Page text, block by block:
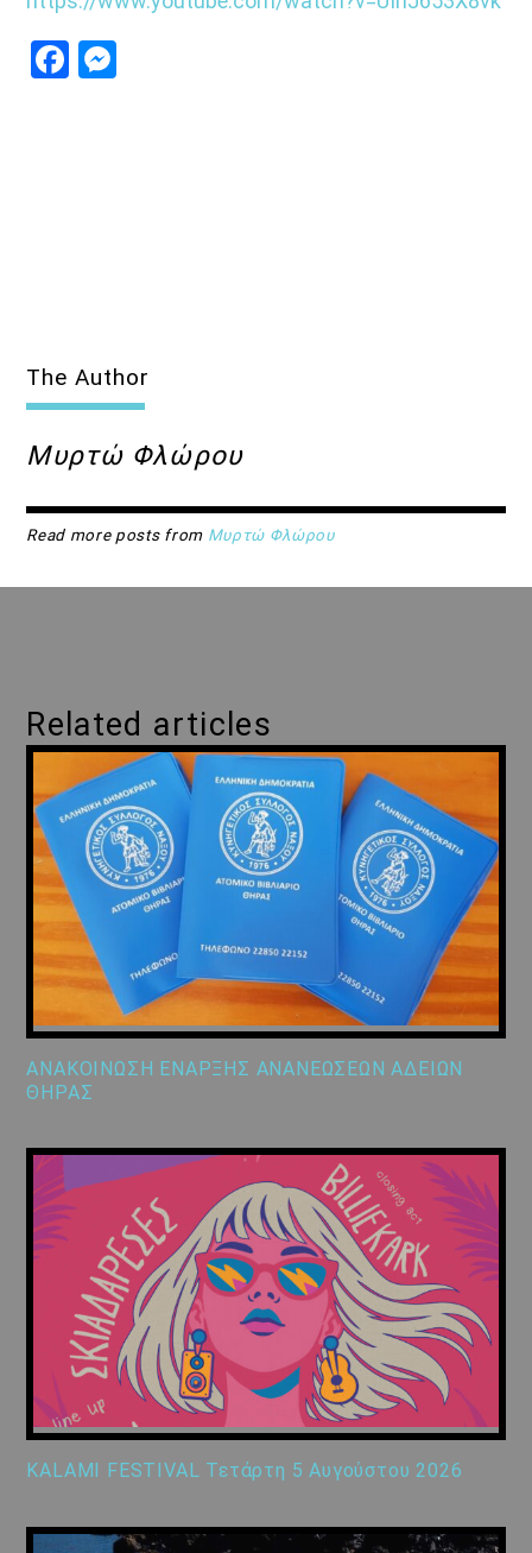
Facebook
The Author
Μυρτώ Φλώρου
Read more posts from Μυρτώ Φλώρου
Related articles
ΑΝΑΚΟΙΝΩΣΗ ΕΝΑΡΞΗΣ ΑΝΑΝΕΩΣΕΩΝ ΑΔΕΙΩΝ
ΘΗΡΑΣ
KALAMI FESTIVAL Τετάρτη 5 Αυγούστου 2026